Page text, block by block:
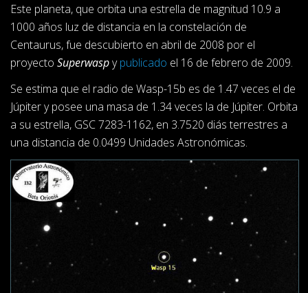
Este planeta, que orbita una estrella de magnitud 10.9 a
1000 años luz de distancia en la constelación de
Centaurus, fue descubierto en abril de 2008 por el
proyecto Superwaspypublicado el 16 de febrero de 2009.
Se estima que el radio de Wasp-15b es de 1.47 veces el de
Júpiter y posee una masa de 1.34 veces la de Júpiter. Orbita
a su estrella, GSC 7283-1162, en 3.7520 diás terrestres a
una distancia de 0.0499 Unidades Astronómicas.